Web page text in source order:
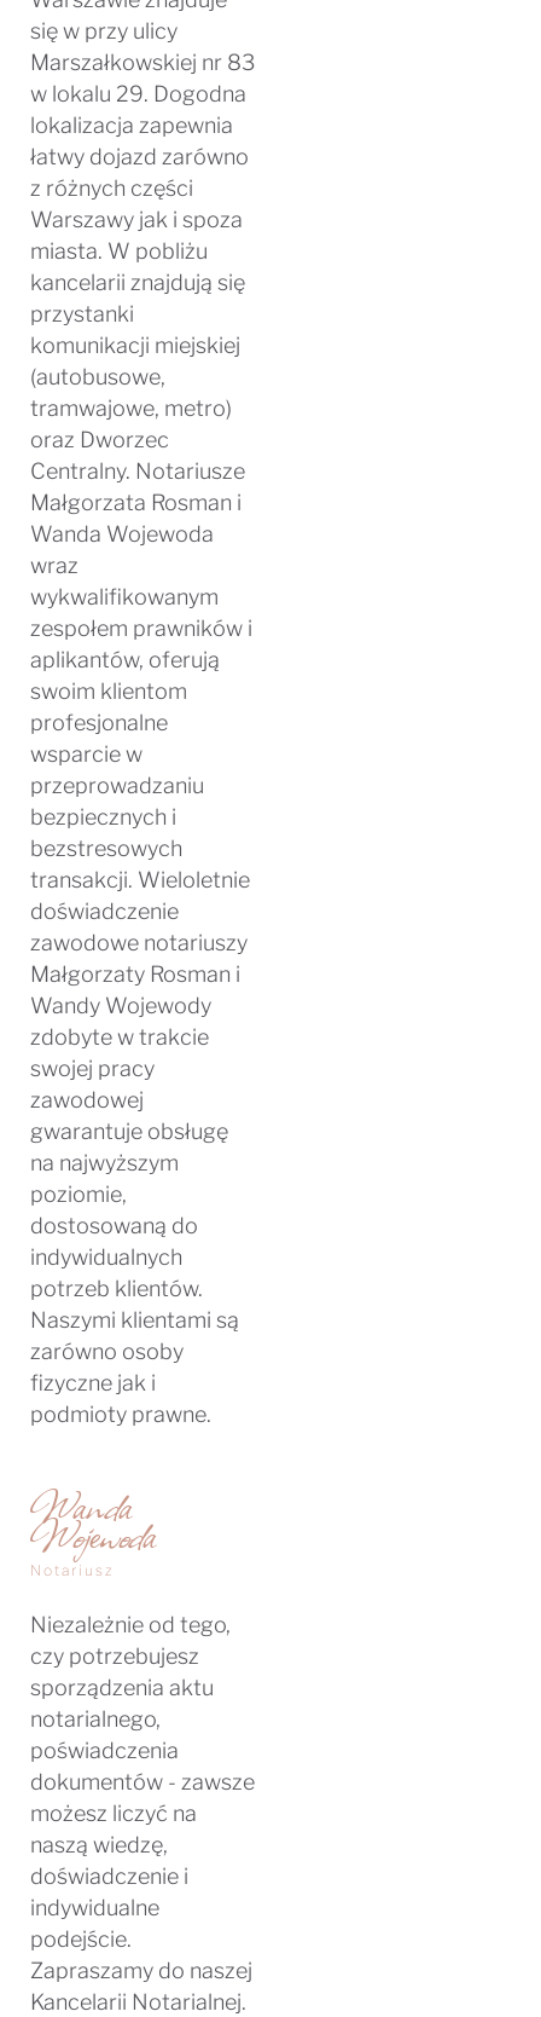
się w przy ulicy
Marszałkowskiej nr 83
w lokalu 29. Dogodna
lokalizacja zapewnia
łatwy dojazd zarówno
z różnych części
Warszawy jak i spoza
miasta. W pobliżu
kancelarii znajdują się
przystanki
komunikacji miejskiej
(autobusowe,
tramwajowe, metro)
oraz Dworzec
Centralny. Notariusze
Małgorzata Rosman i
Wanda Wojewoda
wraz
wykwalifikowanym
zespołem prawników i
aplikantów, oferują
swoim klientom
profesjonalne
wsparcie w
przeprowadzaniu
bezpiecznych i
bezstresowych
transakcji. Wieloletnie
doświadczenie
zawodowe notariuszy
Małgorzaty Rosman i
Wandy Wojewody
zdobyte w trakcie
swojej pracy
zawodowej
gwarantuje obsługę
na najwyższym
poziomie,
dostosowaną do
indywidualnych
potrzeb klientów.
Naszymi klientami są
zarówno osoby
fizyczne jak i
podmioty prawne.
Wanda
Wojewoda
Notariusz
Niezależnie od tego,
czy potrzebujesz
sporządzenia aktu
notarialnego,
poświadczenia
dokumentów - zawsze
możesz liczyć na
naszą wiedzę,
doświadczenie i
indywidualne
podejście.
Zapraszamy do naszej
Kancelarii Notarialnej.